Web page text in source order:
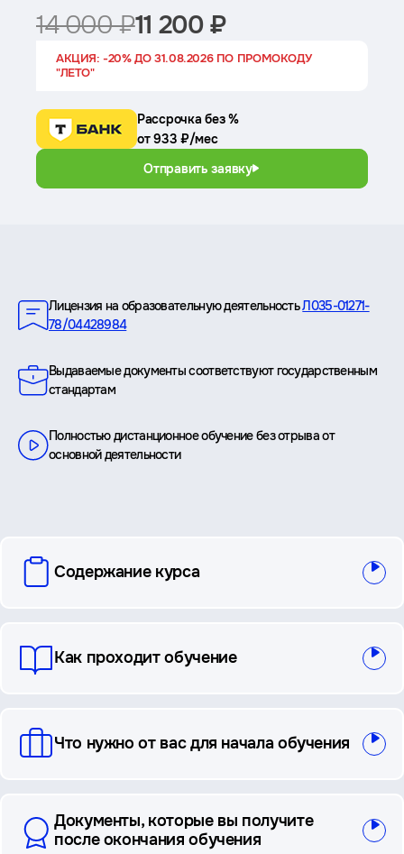
14 000 ₽11 200 ₽
АКЦИЯ: -20% ДО 31.08.2026 ПО ПРОМОКОДУ
"ЛЕТО"
Рассрочка без %
от 933 ₽/мес
Отправить заявку
Лицензия на образовательную деятельностьЛ035-01271-
78/04428984
Выдаваемые документы соответствуют государственным
стандартам
Полностью дистанционное обучение без отрыва от
основной деятельности
вопросы
Содержание курса
Как проходит обучение
Что нужно от вас для начала обучения
Документы, которые вы получите
после окончания обучения